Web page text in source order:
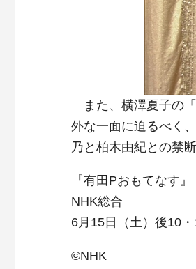
また、横澤夏子の
外な一面に迫るべく
乃と柏木由紀との禁
『有田Pおもてなす』
NHK総合
6月15日（土）後10
©NHK